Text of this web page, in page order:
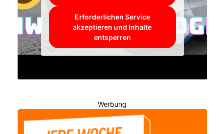
Erforderlichen Service
akzeptieren und Inhalte
entsperren
Werbung